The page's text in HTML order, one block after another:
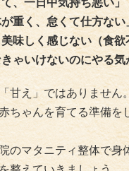
、一日中気持ち悪い」
重く、怠くて仕方ない
味しく感じない（食欲
ゃいけないのにやる気
甘え」ではありません
ちゃんを育てる準備を
のマタニティ整体で身